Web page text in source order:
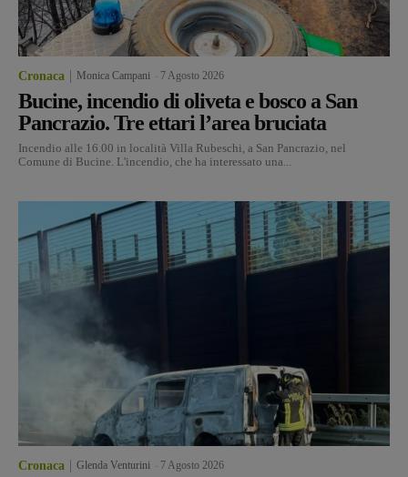
Cronaca Monica Campani 7 Agosto 2026
Bucine, incendio di oliveta e bosco a San
Pancrazio. Tre ettari l’area bruciata
Incendio alle 16.00 in località Villa Rubeschi, a San Pancrazio, nel
Comune di Bucine. L'incendio, che ha interessato una...
Cronaca Glenda Venturini 7 Agosto 2026